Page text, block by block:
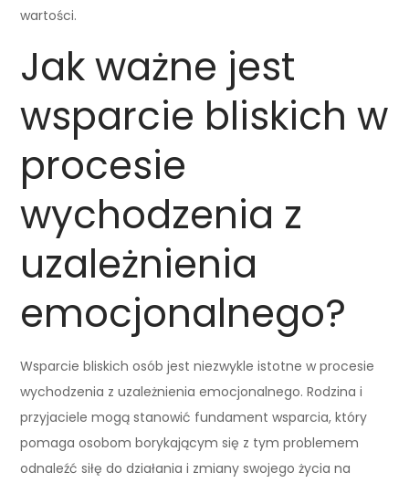
wartości.
Jak ważne jest
wsparcie bliskich w
procesie
wychodzenia z
uzależnienia
emocjonalnego?
Wsparcie bliskich osób jest niezwykle istotne w procesie
wychodzenia z uzależnienia emocjonalnego. Rodzina i
przyjaciele mogą stanowić fundament wsparcia, który
pomaga osobom borykającym się z tym problemem
odnaleźć siłę do działania i zmiany swojego życia na